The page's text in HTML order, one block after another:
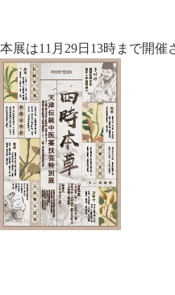
本展は11月29日13時まで開催